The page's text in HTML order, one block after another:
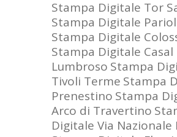
Stampa Digitale Tor
Stampa Digitale
Stampa Digitale
Stampa Digitale Casal
Lumbroso Stampa
Tivoli Terme Stampa
Prenestino Stampa
Arco di Travertino
Digitale Via Nazionale